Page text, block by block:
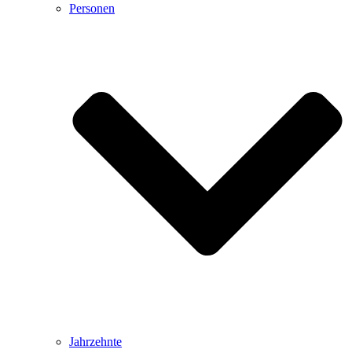
Personen
Jahrzehnte